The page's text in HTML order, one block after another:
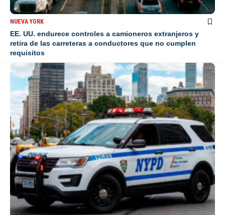
NUEVA YORK
EE. UU. endurece controles a camioneros extranjeros y
retira de las carreteras a conductores que no cumplen
requisitos